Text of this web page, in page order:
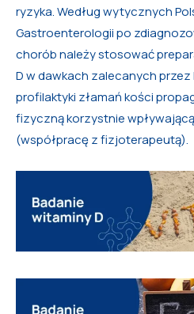
ryzyka. Według wytycznych
Gastroenterologii po
chorób należy stosować
D w dawkach zalecanych przez
profilaktyki złamań kości
fizyczną korzystnie
(współpracę z fizjoterapeutą).